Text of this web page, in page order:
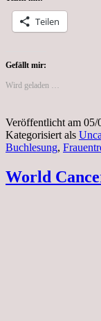
Teilen
Gefällt mir:
Wird geladen …
Veröffentlicht am 05/
Kategorisiert als
Buchlesung,
World